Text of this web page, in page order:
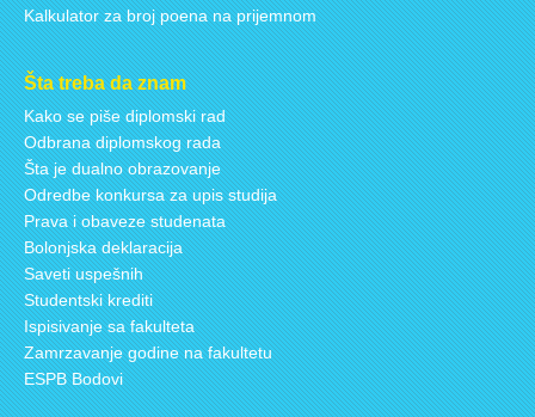
Kalkulator za broj poena na prijemnom
Šta treba da znam
Kako se piše diplomski rad
Odbrana diplomskog rada
Šta je dualno obrazovanje
Odredbe konkursa za upis studija
Prava i obaveze studenata
Bolonjska deklaracija
Saveti uspešnih
Studentski krediti
Ispisivanje sa fakulteta
Zamrzavanje godine na fakultetu
ESPB Bodovi